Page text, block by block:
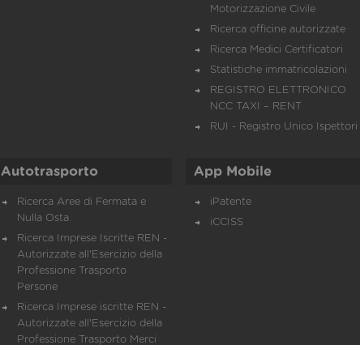
Motorizzazione Civile
Ricerca officine autorizzate
Ricerca Medici Certificatori
Statistiche immatricolazioni
REGISTRO ELETTRONICO
NCC TAXI – RENT
RUI - Registro Unico Ispettori
Autotrasporto
Ricerca Aree di Fermata e
Nulla Osta
Ricerca Imprese Iscritte REN -
Autorizzate all'Esercizio della
Professione Trasporto
Persone
Ricerca Imprese iscritte REN -
Autorizzate all'Esercizio della
Professione Trasporto Merci
App Mobile
iPatente
iCCISS